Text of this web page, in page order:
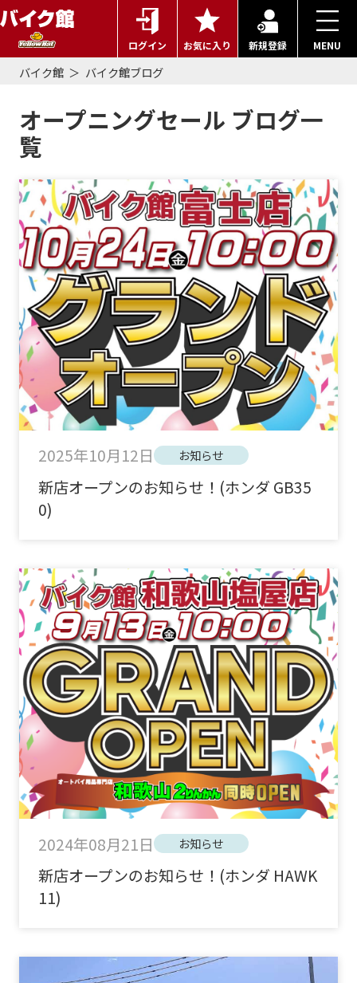
ログイン お気に入り 新規登録 MENU
バイク館 バイク館ブログ
オープニングセール ブログ一
覧
2025年10月12日 お知らせ
新店オープンのお知らせ！(ホンダ GB35
0)
2024年08月21日 お知らせ
新店オープンのお知らせ！(ホンダ HAWK
11)